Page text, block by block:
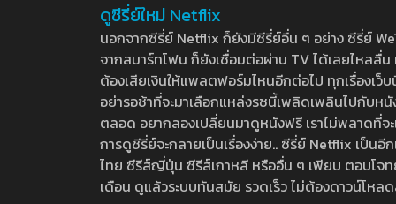
ดูซีรี่ย์ใหม่ Netflix
นอกจากซีรี่ย์ Netflix ก็ยังมีซีรี่ย์อื่น ๆ อย่าง ซีรี่ย์
จากสมาร์ทโฟน ก็ยังเชื่อมต่อผ่าน TV ได้เลยไหลลื่
ต้องเสียเงินให้แพลตฟอร์มไหนอีกต่อไป ทุกเรื่องเว็
อย่ารอช้าที่จะมาเลือกแหล่งรชนี้เพลิดเพลินไปกับห
ตลอด อยากลองเปลี่ยนมาดูหนังฟรี เราไม่พลาดที่
การดูซีรี่ย์จะกลายเป็นเรื่องง่าย.. ซีรี่ย์ Netflix เป็น
ไทย ซีรีส์ญี่ปุ่น ซีรีส์เกาหลี หรืออื่น ๆ เพียบ ตอบโจท
เดือน ดูแล้วระบบทันสมัย รวดเร็ว ไม่ต้องดาวน์โห